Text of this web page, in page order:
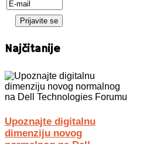
Najčitanije
Upoznajte digitalnu
dimenziju novog